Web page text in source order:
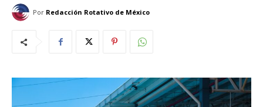
Por Redacción Rotativo de México